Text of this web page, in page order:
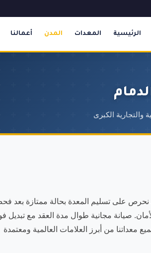
الرئيسية المعدات المدن أعمالنا
والتجارية الكبرى
صيانة مجانية طوال مدة العقد مع تبديل
من أبرز العلامات العالمية ومعتمدة